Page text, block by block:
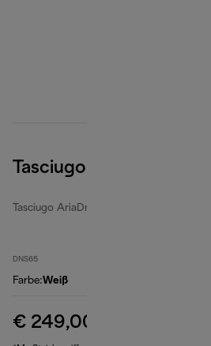
Tasciugo AriaDry Light
Tasciugo AriaDry Light
DNS65
Farbe:Weiß
€ 249,00